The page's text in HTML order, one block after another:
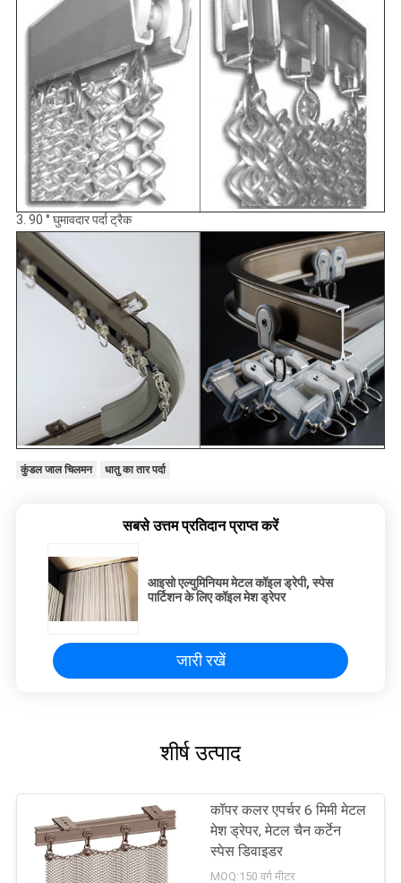
3. 90 ° घुमावदार पर्दा ट्रैक
कुंडल जाल चिलमन धातु का तार पर्दा
सबसे उत्तम प्रतिदान प्राप्त करें
आइसो एल्युमिनियम मेटल कॉइल ड्रेपी, स्पेस
पार्टिशन के लिए कॉइल मेश ड्रेपर
जारी रखें
शीर्ष उत्पाद
कॉपर कलर एपर्चर 6 मिमी मेटल
मेश ड्रेपर, मेटल चैन कर्टेन
स्पेस डिवाइडर
MOQ:150 वर्ग मीटर